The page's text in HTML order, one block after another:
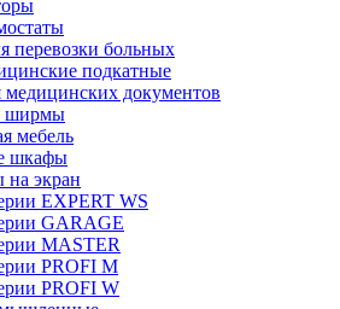
перевозки больных
подкатные
документов
ширмы
мебель
шкафы
на экран
EXPERT WS
GARAGE
MASTER
PROFI M
PROFI W